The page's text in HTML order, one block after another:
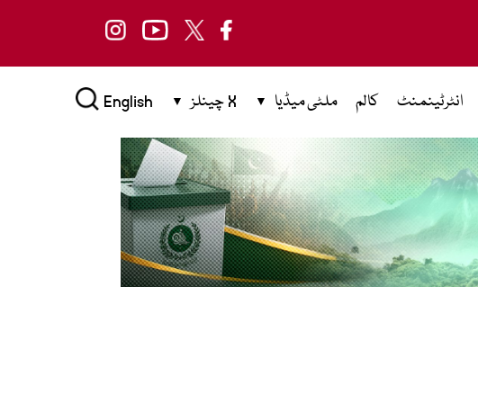
انٹرٹینمنٹ کالم ملٹی میڈیا X چینلز English